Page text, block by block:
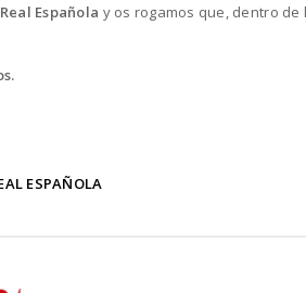
Española y os rogamos que, dentro
ESPAÑOLA